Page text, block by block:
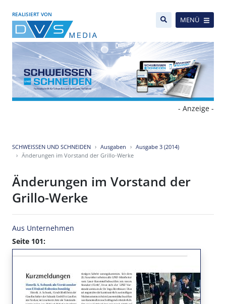
REALISIERT VON
MENÜ
- Anzeige -
SCHWEISSEN UND SCHNEIDEN Ausgaben
Ausgabe 3 (2014)
Änderungen im Vorstand der Grillo-Werke
Änderungen im Vorstand der
Grillo-Werke
Aus Unternehmen
Seite 101: